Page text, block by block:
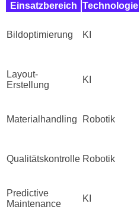
Einsatzbereich Technologie
Bildoptimierung KI
Layout-
Erstellung
KI
Materialhandling Robotik
Qualitätskontrolle Robotik
Predictive
Maintenance
KI